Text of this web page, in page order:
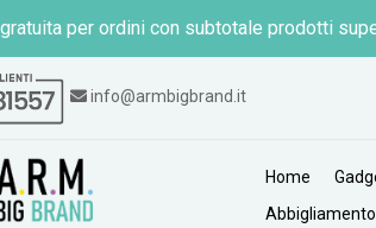
per ordini con subtotale prodotti
info@armbigbrand.it
Home